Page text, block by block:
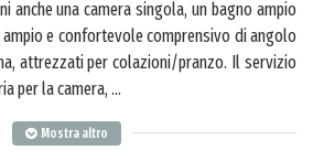
anche una camera singola, un bagno ampio
e confortevole comprensivo di angolo
attrezzati per colazioni/pranzo. Il servizio
per la camera, ...
Mostra altro